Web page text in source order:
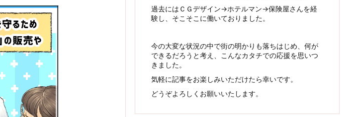
過去にはＣＧデザイン→ホテルマン→保険屋さんを経
験し、そこそこに働いておりました。
今の大変な状況の中で街の明かりも落ちはじめ、何が
できるだろうと考え、こんなカタチでの応援を思いつ
きました。
気軽に記事をお楽しみいただけたら幸いです。
どうぞよろしくお願いいたします。